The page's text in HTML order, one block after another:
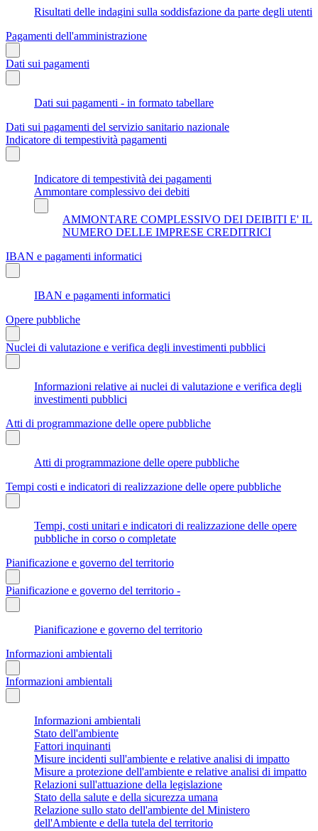
Risultati delle indagini sulla soddisfazione da parte degli utenti
Pagamenti dell'amministrazione
Dati sui pagamenti
Dati sui pagamenti - in formato tabellare
Dati sui pagamenti del servizio sanitario nazionale
Indicatore di tempestività pagamenti
Indicatore di tempestività dei pagamenti
Ammontare complessivo dei debiti
AMMONTARE COMPLESSIVO DEI DEIBITI E' IL
NUMERO DELLE IMPRESE CREDITRICI
IBAN e pagamenti informatici
IBAN e pagamenti informatici
Opere pubbliche
Nuclei di valutazione e verifica degli investimenti pubblici
Informazioni relative ai nuclei di valutazione e verifica degli
investimenti pubblici
Atti di programmazione delle opere pubbliche
Atti di programmazione delle opere pubbliche
Tempi costi e indicatori di realizzazione delle opere pubbliche
Tempi, costi unitari e indicatori di realizzazione delle opere
pubbliche in corso o completate
Pianificazione e governo del territorio
Pianificazione e governo del territorio -
Pianificazione e governo del territorio
Informazioni ambientali
Informazioni ambientali
Informazioni ambientali
Stato dell'ambiente
Fattori inquinanti
Misure incidenti sull'ambiente e relative analisi di impatto
Misure a protezione dell'ambiente e relative analisi di impatto
Relazioni sull'attuazione della legislazione
Stato della salute e della sicurezza umana
Relazione sullo stato dell'ambiente del Ministero
dell'Ambiente e della tutela del territorio